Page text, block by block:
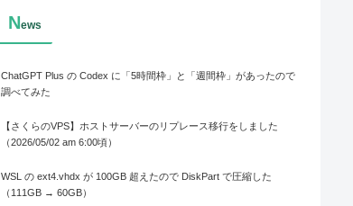
News
ChatGPT Plus の Codex に「5時間枠」と「週間枠」があったので
調べてみた
【さくらのVPS】ホストサーバーのリプレース移行をしました
（2026/05/02 am 6:00頃）
WSL の ext4.vhdx が 100GB 超えたので DiskPart で圧縮した
（111GB → 60GB）